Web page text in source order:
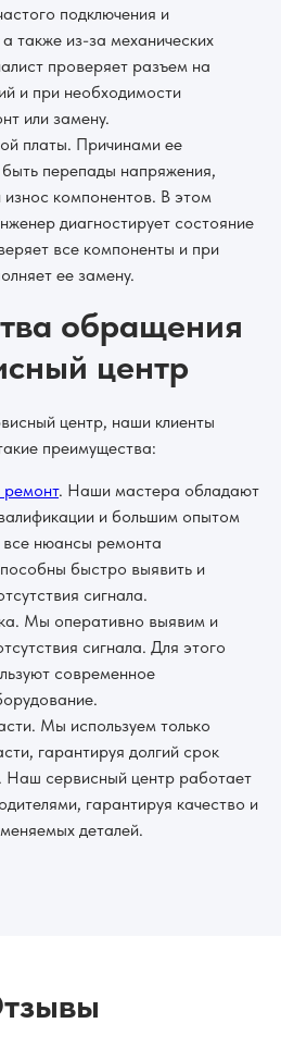
подключения и
также из-за механических
проверяет разъем на
и при необходимости
или замену.
платы. Причинами ее
перепады напряжения,
износ компонентов. В этом
диагностирует состояние
все компоненты и при
ее замену.
обращения
центр
центр, наши клиенты
преимущества:
. Наши мастера обладают
и большим опытом
нюансы ремонта
быстро выявить и
сигнала.
Мы оперативно выявим и
сигнала. Для этого
современное
Мы используем только
гарантируя долгий срок
Наш сервисный центр работает
гарантируя качество и
деталей.